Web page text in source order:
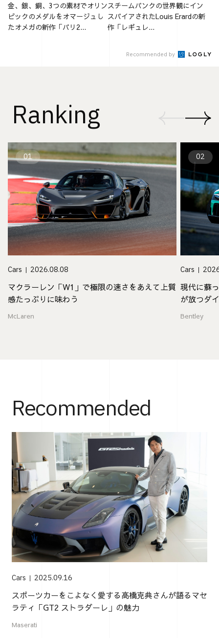
金、銀、銅、3つの素材でオリン
ピックのメダルをオマージュし
たオメガの新作「パリ2...
スチームパンクの世界観にイン
スパイアされたLouis Erardの新
作「レギュレ...
Recommended by
Ranking
01
Cars 2026.08.08
マクラーレン「W1」で極限の速さをあえて上質
感たっぷりに味わう
McLaren
02
Cars
現代に蘇
が放つダ
Bentley
Recommended
Cars 2025.09.16
スポーツカーをこよなく愛する高橋克典さんが語るマセ
ラティ「GT2 ストラダーレ」の魅力
Maserati